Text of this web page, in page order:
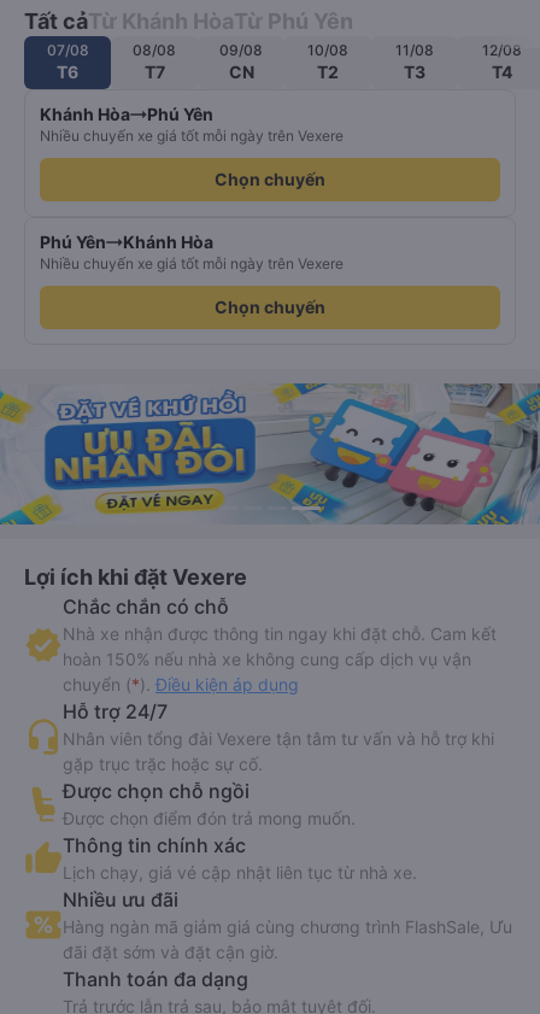
Tất cảTừ Khánh HòaTừ Phú Yên
07/08
T6
08/08
T7
09/08
CN
10/08
T2
11/08
T3
12/08
T4
Khánh Hòa Phú Yên
Nhiều chuyến xe giá tốt mỗi ngày trên Vexere
Chọn chuyến
Phú Yên Khánh Hòa
Nhiều chuyến xe giá tốt mỗi ngày trên Vexere
Chọn chuyến
Lợi ích khi đặt Vexere
Chắc chắn có chỗ
Nhà xe nhận được thông tin ngay khi đặt chỗ. Cam kết
hoàn 150% nếu nhà xe không cung cấp dịch vụ vận
chuyển (*). Điều kiện áp dụng
Hỗ trợ 24/7
Nhân viên tổng đài Vexere tận tâm tư vấn và hỗ trợ khi
gặp trục trặc hoặc sự cố.
Được chọn chỗ ngồi
Được chọn điểm đón trả mong muốn.
Thông tin chính xác
Lịch chạy, giá vé cập nhật liên tục từ nhà xe.
Nhiều ưu đãi
Hàng ngàn mã giảm giá cùng chương trình FlashSale, Ưu
đãi đặt sớm và đặt cận giờ.
Thanh toán đa dạng
Trả trước lẫn trả sau, bảo mật tuyệt đối.